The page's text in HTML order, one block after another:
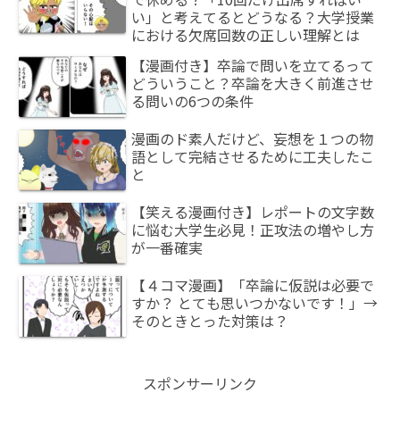
い」と考えてるとどうなる？大学授業
における欠席回数の正しい理解とは
【漫画付き】卒論で問いを立てるって
どういうこと？卒論を大きく前進させ
る問いの6つの条件
漫画のド素人だけど、妄想を１つの物
語として完結させるために工夫したこ
と
【笑える漫画付き】レポートの文字数
に悩む大学生必見！正攻法の増やし方
が一番確実
【４コマ漫画】「卒論に仮説は必要で
すか？ とても思いつかないです！」→
そのときとった対策は？
スポンサーリンク